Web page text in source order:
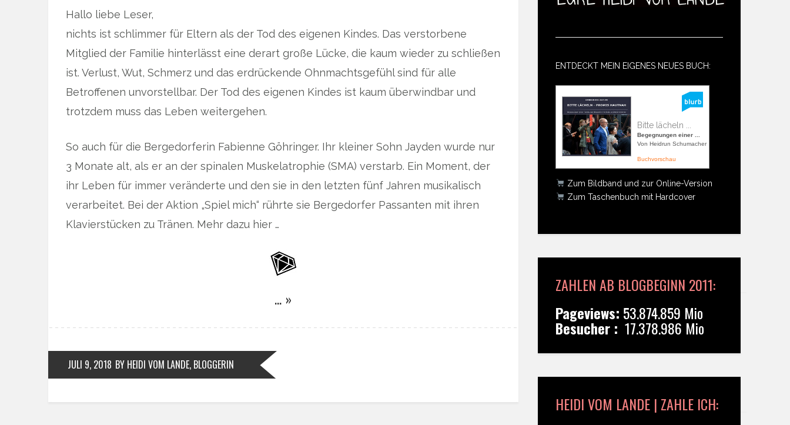
Hallo liebe Leser,
nichts ist schlimmer für Eltern als der Tod des eigenen Kindes. Das verstorbene
Mitglied der Familie hinterlässt eine derart große Lücke, die kaum wieder zu schließen
ist. Verlust, Wut, Schmerz und das erdrückende Ohnmachtsgefühl sind für alle
Betroffenen unvorstellbar. Der Tod des eigenen Kindes ist kaum überwindbar und
trotzdem muss das Leben weitergehen.
So auch für die Bergedorferin Fabienne Göhringer. Ihr kleiner Sohn Jayden wurde nur
3 Monate alt, als er an der spinalen Muskelatrophie (SMA) verstarb. Ein Moment, der
ihr Leben für immer veränderte und den sie in den letzten fünf Jahren musikalisch
verarbeitet. Bei der Aktion „Spiel mich“ rührte sie Bergedorfer Passanten mit ihren
Klavierstücken zu Tränen. Mehr dazu hier …
… »
JULI 9, 2018 BY HEIDI VOM LANDE, BLOGGERIN
ENTDECKT MEIN EIGENES NEUES BUCH:
Bitte lächeln ...
Begegnungen einer ...
Von Heidrun Schumacher
Buchvorschau
Zum Bildband und zur Online-Version
Zum Taschenbuch mit Hardcover
ZAHLEN AB BLOGBEGINN 2011:
Pageviews: 53.874.859 Mio
Besucher : 17.378.986 Mio
HEIDI VOM LANDE | ZAHLE ICH: